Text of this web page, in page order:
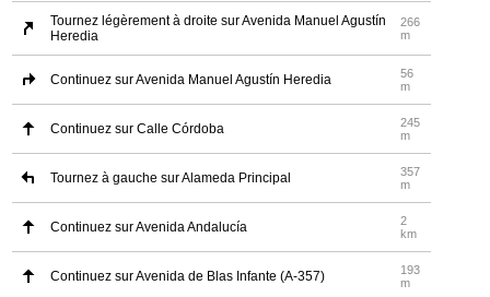
Tournez légèrement à droite sur Avenida Manuel Agustín
Heredia
266
m
Continuez sur Avenida Manuel Agustín Heredia
56
m
Continuez sur Calle Córdoba
245
m
Tournez à gauche sur Alameda Principal
357
m
Continuez sur Avenida Andalucía
2
km
Continuez sur Avenida de Blas Infante (A-357)
193
m